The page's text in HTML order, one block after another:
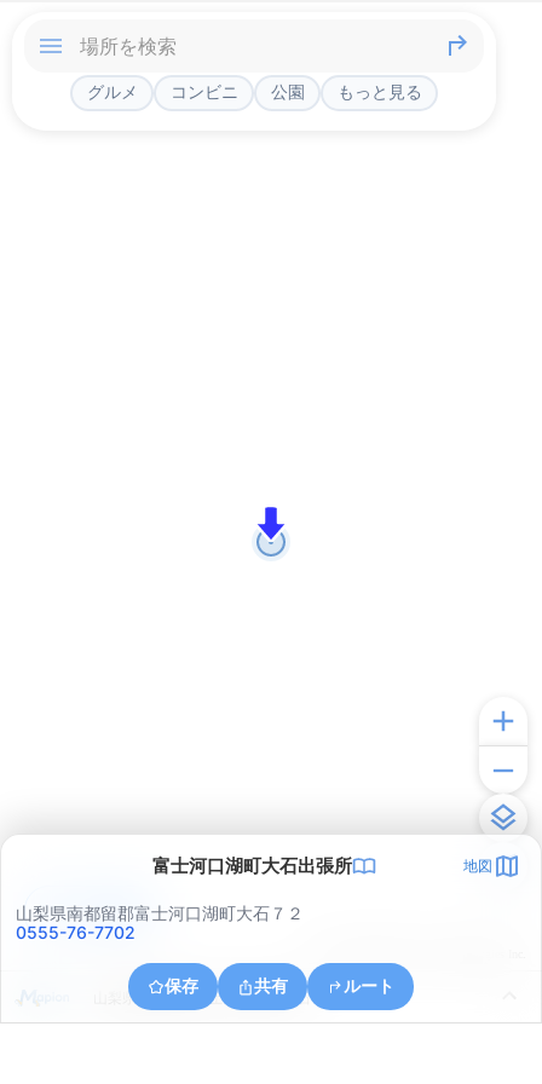
グルメ コンビニ 公園 もっと見る
富士河口湖町大石出張所 地図
山梨県南都留郡富士河口湖町大石７２
0555-76-7702
保存 共有 ルート
山梨県南都留郡富士河口湖町大石
アプリで見る